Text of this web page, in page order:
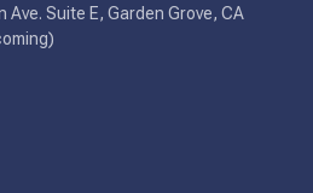
Suite E, Garden Grove, CA